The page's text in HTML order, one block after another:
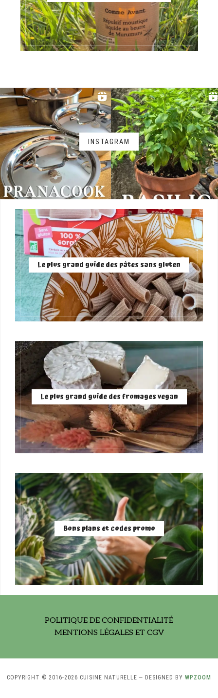
INSTAGRAM
Le plus grand guide des pâtes sans gluten
Le plus grand guide des fromages vegan
Bons plans et codes promo
POLITIQUE DE CONFIDENTIALITÉ
MENTIONS LÉGALES ET CGV
COPYRIGHT © 2016-2026 CUISINE NATURELLE — DESIGNED BY WPZOOM